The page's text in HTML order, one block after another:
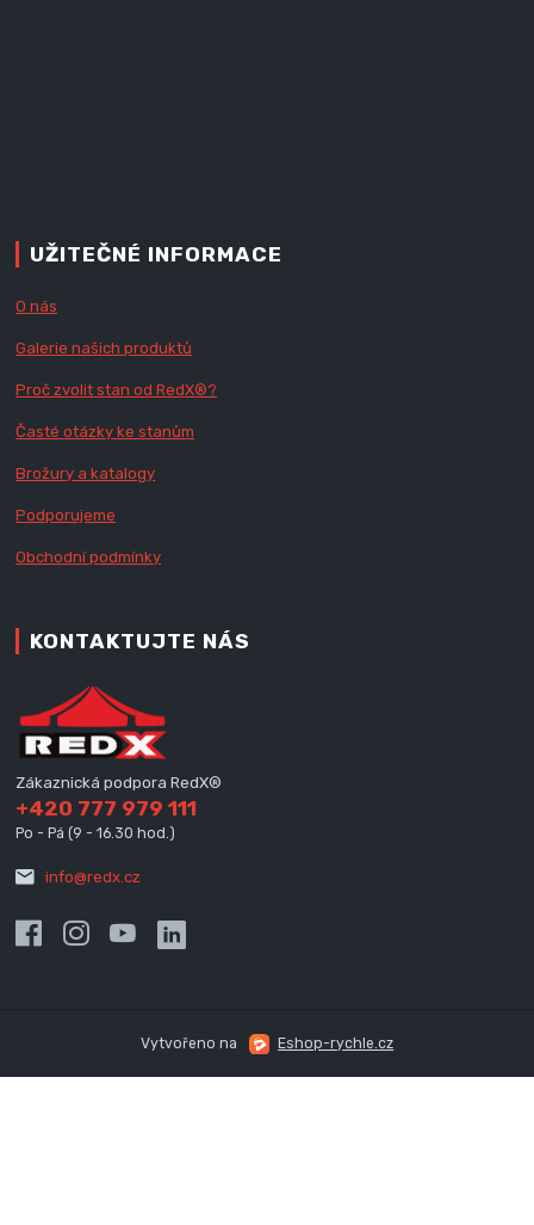
UŽITEČNÉ INFORMACE
O nás
Galerie našich produktů
Proč zvolit stan od RedX®?
Časté otázky ke stanům
Brožury a katalogy
Podporujeme
Obchodní podmínky
KONTAKTUJTE NÁS
Zákaznická podpora RedX®
+420 777 979 111
Po - Pá (9 - 16.30 hod.)
info@redx.cz
Vytvořeno na Eshop-rychle.cz